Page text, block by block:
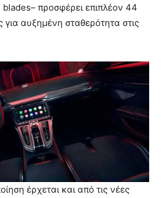
blades– προσφέρει επιπλέον 44
αυξημένη σταθερότητα στις
έρχεται και από τις νέες